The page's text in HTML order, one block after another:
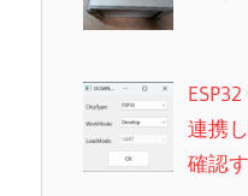
連携
確認